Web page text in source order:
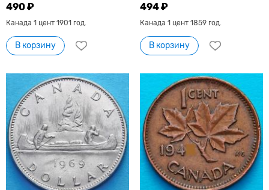
490 ₽
Канада 1 цент 1901 год.
В корзину
494 ₽
Канада 1 цент 1859 год.
В корзину